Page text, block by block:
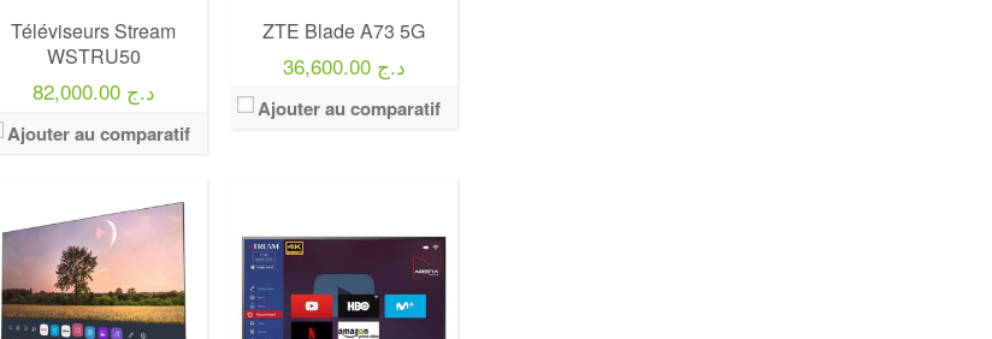
Téléviseurs Stream
WSTRU50
82,000.00 د.ج
Ajouter au comparatif
ZTE Blade A73 5G
36,600.00 د.ج
Ajouter au comparatif
Marque:LG
75000
Définition:UHD TV
View Details →
Prix: 75000
Définition:UHD TV
View Details →